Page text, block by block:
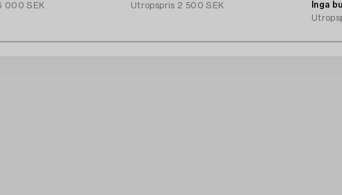
000 SEK
Utropspris 2 500 SEK
Inga